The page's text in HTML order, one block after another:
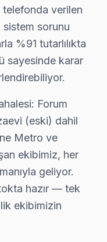
Bayrampaşa iyi bir
Bayrampaşa
noktayı oluşturuyor.
piksel matris
yolculuğunu dört
veya mesaj yoluyla
Forum İstanbul
Garanti belgesi +
için gerçekçi
67 vakadan elde
dayanıyor:
servis
telefonda verilen
sistem sorunu
%91 tutarlılıkta
sayesinde karar
Forum
(eski) dahil
Metro ve
ekibimiz, her
geliyor.
hazır — tek
ekibimizin